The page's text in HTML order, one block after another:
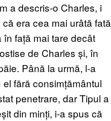
a descris-o Charles, i
era cea mai urâtă fată
față mai tare decât
de Charles și, în
Până la urmă, l-a
fără consimțământul
penetrare, dar Tipul a
din minți, i-a spus că